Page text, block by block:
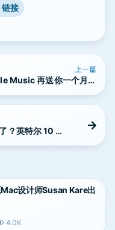
链接
上一篇
Music 再送你一个月免
？英特尔 10 纳
设计师Susan Kare出
4.0K